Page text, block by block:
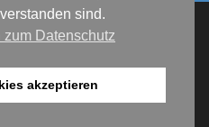
sind.
zum Datenschutz
akzeptieren